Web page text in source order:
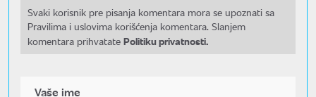
Svaki korisnik pre pisanja komentara mora se upoznati sa
Pravilima i uslovima korišćenja komentara. Slanjem
komentara prihvatate Politiku privatnosti.